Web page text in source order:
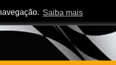
Saiba mais